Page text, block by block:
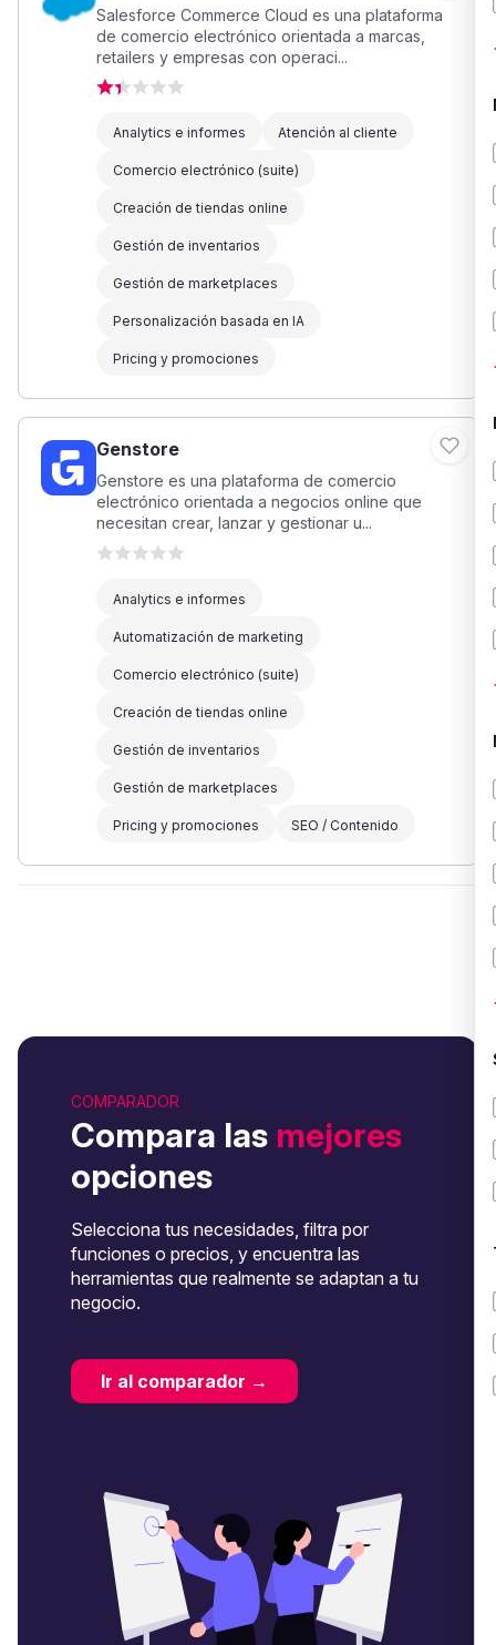
Salesforce Commerce Cloud es una plataforma
de comercio electrónico orientada a marcas,
retailers y empresas con operaci...
Analytics e informes Atención al cliente
Comercio electrónico (suite)
Creación de tiendas online
Gestión de inventarios
Gestión de marketplaces
Personalización basada en IA
Pricing y promociones
Genstore
Genstore es una plataforma de comercio
electrónico orientada a negocios online que
necesitan crear, lanzar y gestionar u...
Analytics e informes
Automatización de marketing
Comercio electrónico (suite)
Creación de tiendas online
Gestión de inventarios
Gestión de marketplaces
Pricing y promociones SEO / Contenido
COMPARADOR
Compara las mejores
opciones
Selecciona tus necesidades, filtra por
funciones o precios, y encuentra las
herramientas que realmente se adaptan a tu
negocio.
Ir al comparador →